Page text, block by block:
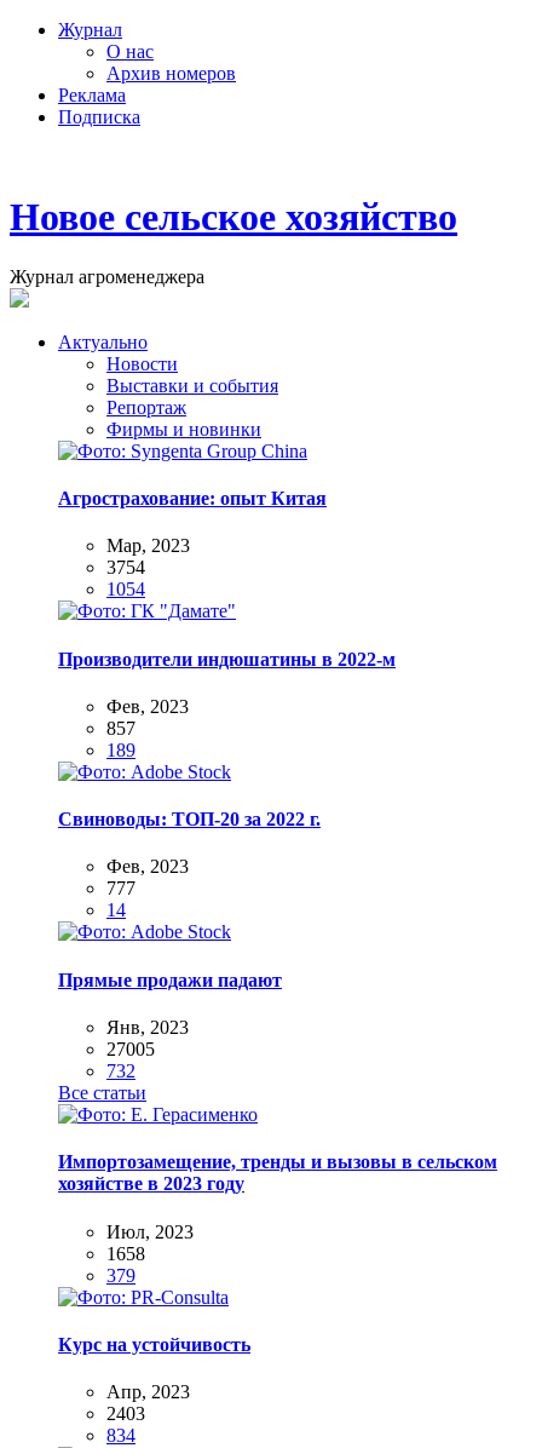
Журнал
О нас
Архив номеров
Реклама
Подписка
Новое сельское хозяйство
Журнал агроменеджера
Актуально
Новости
Выставки и события
Репортаж
Фирмы и новинки
Агрострахование: опыт Китая
Мар, 2023
3754
1054
Производители индюшатины в 2022-м
Фев, 2023
857
189
Свиноводы: ТОП-20 за 2022 г.
Фев, 2023
777
14
Прямые продажи падают
Янв, 2023
27005
732
Все статьи
Импортозамещение, тренды и вызовы в сельском
хозяйстве в 2023 году
Июл, 2023
1658
379
Курс на устойчивость
Апр, 2023
2403
834